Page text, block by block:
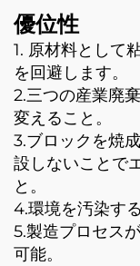
優位性
1. 原材料として
を回避します。
2.三つの産業廃
変えること。
3.ブロックを焼
設しないことで
と。
4.環境を汚染す
5.製造プロセス
可能。